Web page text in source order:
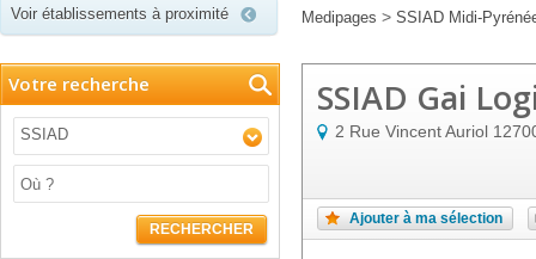
Voir établissements à proximité Medipages > SSIAD Midi-
Votre recherche
SSIAD
RECHERCHER
SSIAD Gai
2 Rue Vincent Auriol
Ajouter à ma sélection